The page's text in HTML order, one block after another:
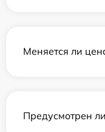
Меняется ли
Предусмотрен